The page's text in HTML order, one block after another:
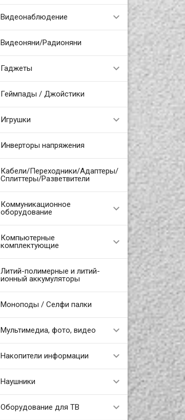
Видеонаблюдение
Видеоняни/Радионяни
Гаджеты
Геймпады / Джойстики
Игрушки
Инверторы напряжения
Кабели/Переходники/Адаптеры/
Сплиттеры/Разветвители
Коммуникационное
оборудование
Компьютерные
комплектующие
Литий-полимерные и литий-
ионный аккумуляторы
Моноподы / Селфи палки
Мультимедиа, фото, видео
Накопители информации
Наушники
Оборудование для ТВ